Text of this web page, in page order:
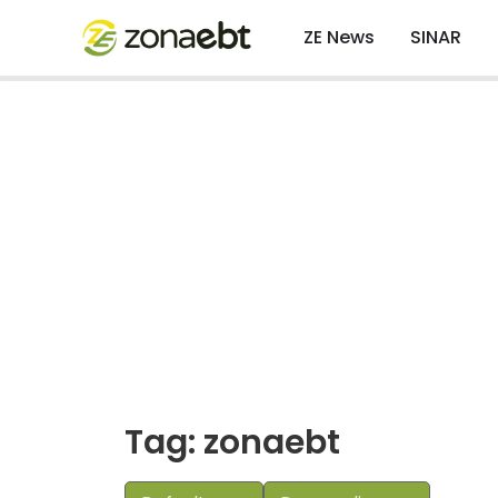
ZE News SINAR
Tag: zonaebt